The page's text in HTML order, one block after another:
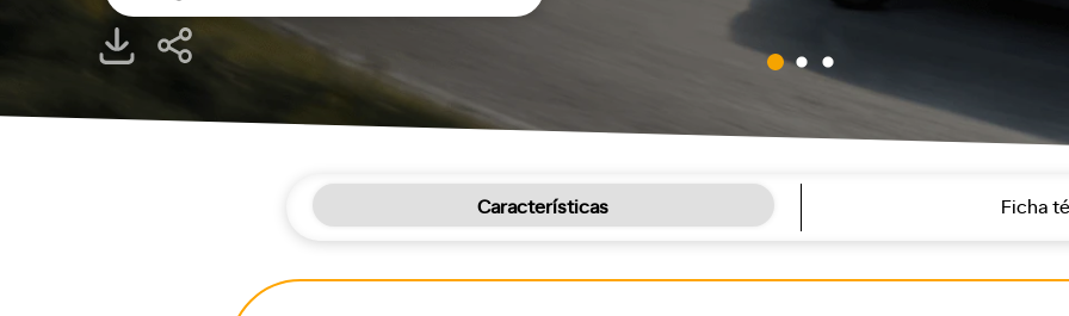
Características Ficha